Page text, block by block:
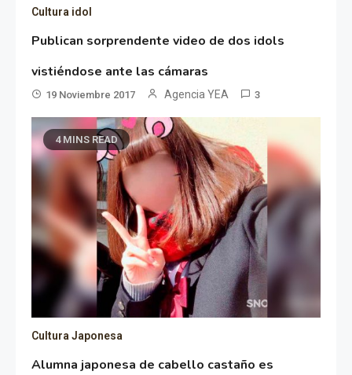
Cultura idol
Publican sorprendente video de dos idols
vistiéndose ante las cámaras
19 Noviembre 2017 Agencia YEA 3
4 MINS READ
Cultura Japonesa
Alumna japonesa de cabello castaño es